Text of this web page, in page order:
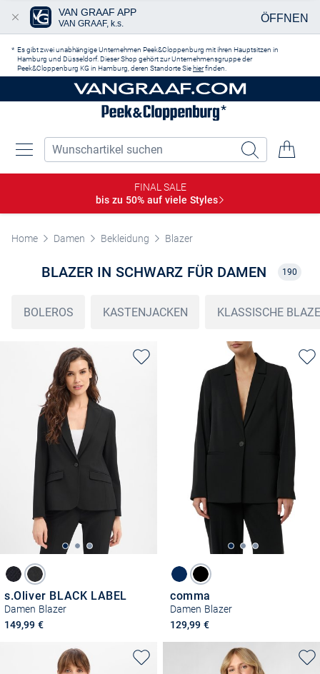
Es gibt zwei unabhängige Unternehmen Peek&Cloppenburg mit ihren Hauptsitzen in
Hamburg und Düsseldorf. Dieser Shop gehört zur Unternehmensgruppe der
Peek&Cloppenburg KG in Hamburg, deren Standorte Sie hierfinden.
FINAL SALE
bis zu 50% auf viele Styles
Home Damen Bekleidung Blazer
BLAZER IN SCHWARZ FÜR DAMEN 190
BOLEROS KASTENJACKEN KLASSISCHE
s.Oliver BLACK LABEL
Damen Blazer
149,99 €
comma
Damen Blazer
129,99 €
VAN GRAAF APP
VAN GRAAF, k.s. ÖFFNEN